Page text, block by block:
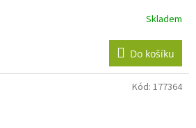
Skladem
Do košíku
Kód: 177364